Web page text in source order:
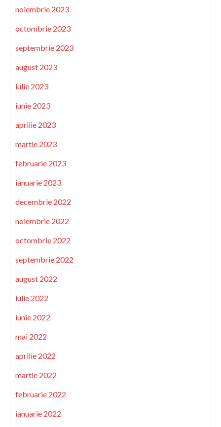
noiembrie 2023
octombrie 2023
septembrie 2023
august 2023
iulie 2023
iunie 2023
aprilie 2023
martie 2023
februarie 2023
ianuarie 2023
decembrie 2022
noiembrie 2022
octombrie 2022
septembrie 2022
august 2022
iulie 2022
iunie 2022
mai 2022
aprilie 2022
martie 2022
februarie 2022
ianuarie 2022